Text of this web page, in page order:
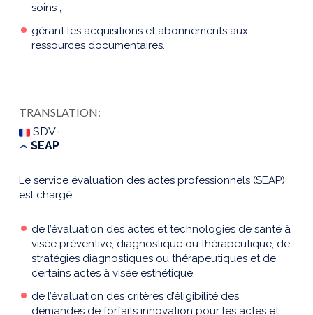
soins ;
gérant les acquisitions et abonnements aux
ressources documentaires.
TRANSLATION:
SDV ·
SEAP
Le service évaluation des actes professionnels (SEAP)
est chargé :
de l’évaluation des actes et technologies de santé à
visée préventive, diagnostique ou thérapeutique, de
stratégies diagnostiques ou thérapeutiques et de
certains actes à visée esthétique.
de l’évaluation des critères d’éligibilité des
demandes de forfaits innovation pour les actes et